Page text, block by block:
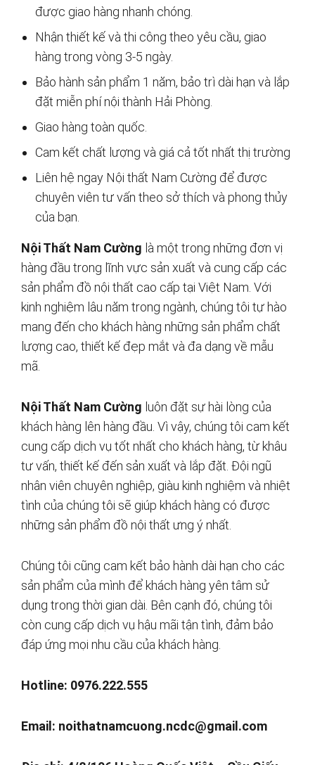
được giao hàng nhanh chóng.
Nhận thiết kế và thi công theo yêu cầu, giao
hàng trong vòng 3-5 ngày.
Bảo hành sản phẩm 1 năm, bảo trì dài hạn và lắp
đặt miễn phí nội thành Hải Phòng.
Giao hàng toàn quốc.
Cam kết chất lượng và giá cả tốt nhất thị trường
Liên hệ ngay Nội thất Nam Cường để được
chuyên viên tư vấn theo sở thích và phong thủy
của bạn.
Nội Thất Nam Cường là một trong những đơn vị
hàng đầu trong lĩnh vực sản xuất và cung cấp các
sản phẩm đồ nội thất cao cấp tại Việt Nam. Với
kinh nghiệm lâu năm trong ngành, chúng tôi tự hào
mang đến cho khách hàng những sản phẩm chất
lượng cao, thiết kế đẹp mắt và đa dạng về mẫu
mã.
Nội Thất Nam Cường luôn đặt sự hài lòng của
khách hàng lên hàng đầu. Vì vậy, chúng tôi cam kết
cung cấp dịch vụ tốt nhất cho khách hàng, từ khâu
tư vấn, thiết kế đến sản xuất và lắp đặt. Đội ngũ
nhân viên chuyên nghiệp, giàu kinh nghiệm và nhiệt
tình của chúng tôi sẽ giúp khách hàng có được
những sản phẩm đồ nội thất ưng ý nhất.
Chúng tôi cũng cam kết bảo hành dài hạn cho các
sản phẩm của mình để khách hàng yên tâm sử
dụng trong thời gian dài. Bên cạnh đó, chúng tôi
còn cung cấp dịch vụ hậu mãi tận tình, đảm bảo
đáp ứng mọi nhu cầu của khách hàng.
Hotline: 0976.222.555
Email: noithatnamcuong.ncdc@gmail.com